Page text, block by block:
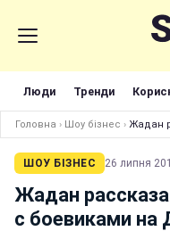
Люди Тренди
Головна › Шоу бізнес › Жадан
ШОУ БІЗНЕС 26 липня
Жадан
с боевиками на